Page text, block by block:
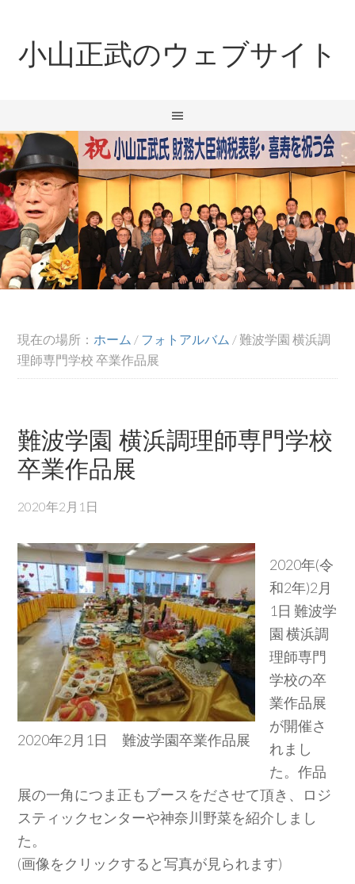
小山正武のウェブサイト
現在の場所： ホーム / フォトアルバム /難波学園 横浜調
理師専門学校 卒業作品展
難波学園 横浜調理師専門学校
卒業作品展
2020年2月1日
2020年2月1日 難波学園卒業作品展
2020年(令
和2年)2月
1日 難波学
園 横浜調
理師専門
学校の卒
業作品展
が開催さ
れまし
た。作品
展の一角につま正もブースをださせて頂き、ロジ
スティックセンターや神奈川野菜を紹介しまし
た。
(画像をクリックすると写真が見られます)